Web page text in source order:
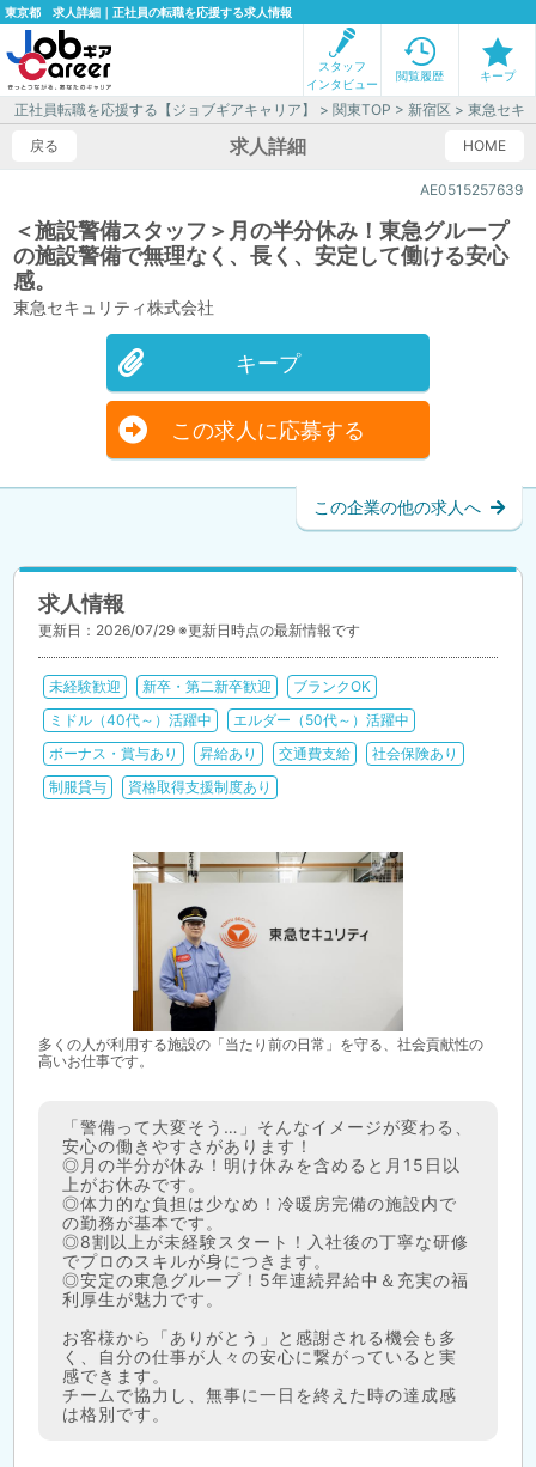
東京都 求人詳細｜正社員の転職を応援する求人情報
スタッフ
インタビュー
閲覧履歴 キープ
正社員転職を応援する【ジョブギアキャリア】 >関東TOP > 新宿区 > 東急セキ
戻る
HOME
求人詳細
AE0515257639
＜施設警備スタッフ＞月の半分休み！東急グループ
の施設警備で無理なく、長く、安定して働ける安心
感。
東急セキュリティ株式会社
キープ
この求人に応募する
この企業の他の求人へ
求人情報
更新日：2026/07/29 ※更新日時点の最新情報です
未経験歓迎 新卒・第二新卒歓迎
ブランクOK
ミドル（40代～）活躍中
エルダー（50代～）活躍中
ボーナス・賞与あり
昇給あり 交通費支給
社会保険あり
制服貸与
資格取得支援制度あり
多くの人が利用する施設の「当たり前の日常」を守る、社会貢献性の
高いお仕事です。
「警備って大変そう…」そんなイメージが変わる、
安心の働きやすさがあります！
◎月の半分が休み！明け休みを含めると月15日以
上がお休みです。
◎体力的な負担は少なめ！冷暖房完備の施設内で
の勤務が基本です。
◎8割以上が未経験スタート！入社後の丁寧な研修
でプロのスキルが身につきます。
◎安定の東急グループ！5年連続昇給中＆充実の福
利厚生が魅力です。
お客様から「ありがとう」と感謝される機会も多
く、自分の仕事が人々の安心に繋がっていると実
感できます。
チームで協力し、無事に一日を終えた時の達成感
は格別です。